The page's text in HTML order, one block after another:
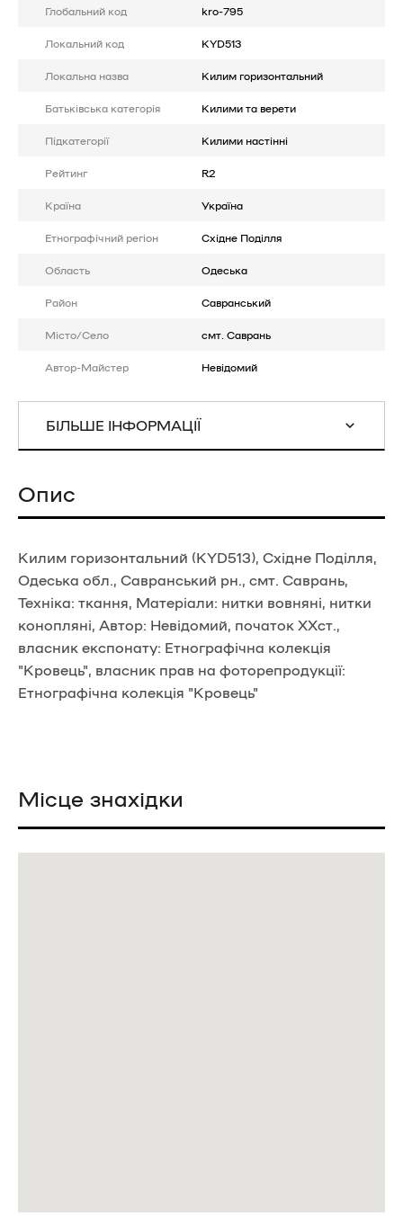
Глобальний код kro-795
Локальний код KYD513
Локальна назва Килим горизонтальний
Батькiвська категорія Килими та верети
Підкатегорії Килими настінні
Рейтинг R2
Країна Україна
Етнографічний регіон Східне Поділля
Область Одеська
Район Савранський
Місто/Село смт. Саврань
Автор-Майстер Невідомий
БІЛЬШЕ ІНФОРМАЦІЇ
Опис
Килим горизонтальний (KYD513), Східне Поділля,
Одеська обл., Савранський рн., смт. Саврань,
Техніка: ткання, Матеріали: нитки вовняні, нитки
конопляні, Автор: Невідомий, початок ХХст.,
власник експонату: Етнографічна колекція
"Кровець", власник прав на фоторепродукції:
Етнографічна колекція "Кровець"
Місце знахідки